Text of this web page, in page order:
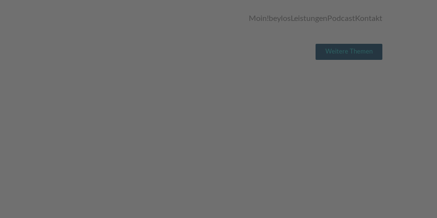
Moin! beylos Leistungen Podcast Kontakt
Weitere Themen